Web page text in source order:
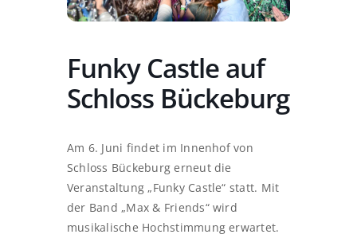
Funky Castle auf
Schloss Bückeburg
Am 6. Juni findet im Innenhof von
Schloss Bückeburg erneut die
Veranstaltung „Funky Castle“ statt. Mit
der Band „Max & Friends“ wird
musikalische Hochstimmung erwartet.